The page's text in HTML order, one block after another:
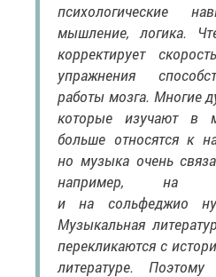
психологические
мышление, логика.
корректирует
упражнения
работы мозга. Многие
которые изучают в
больше относятся к
но музыка очень
например, на
и на сольфеджио
Музыкальная
перекликаются с
литературе.